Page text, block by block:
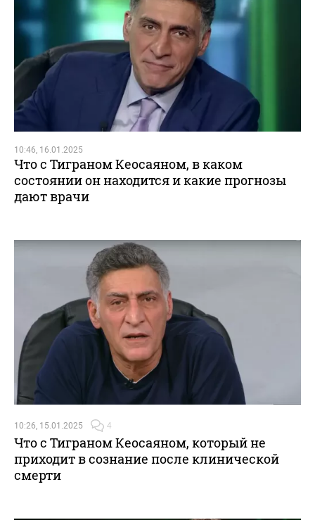
10:46, 16.01.2025
Что с Тиграном Кеосаяном, в каком
состоянии он находится и какие прогнозы
дают врачи
10:26, 15.01.2025 4
Что с Тиграном Кеосаяном, который не
приходит в сознание после клинической
смерти